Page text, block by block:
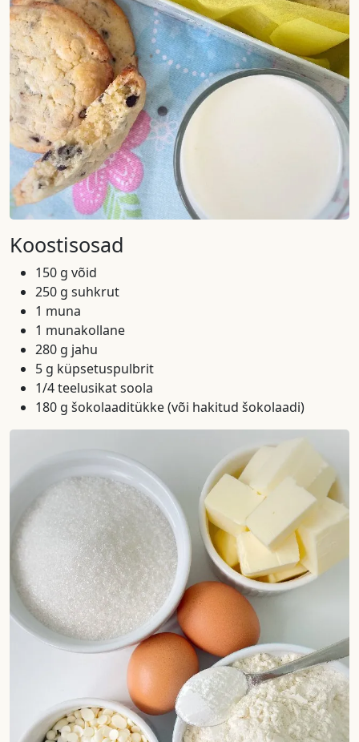
Koostisosad
150 g võid
250 g suhkrut
1 muna
1 munakollane
280 g jahu
5 g küpsetuspulbrit
1/4 teelusikat soola
180 g šokolaaditükke (või hakitud šokolaadi)